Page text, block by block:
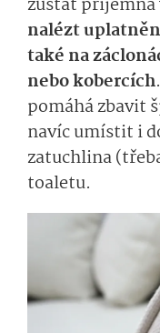
zůstat příjemná
nalézt
také na
nebo kobercích
pomáhá zbavit
navíc umístit i
zatuchlina
toaletu.